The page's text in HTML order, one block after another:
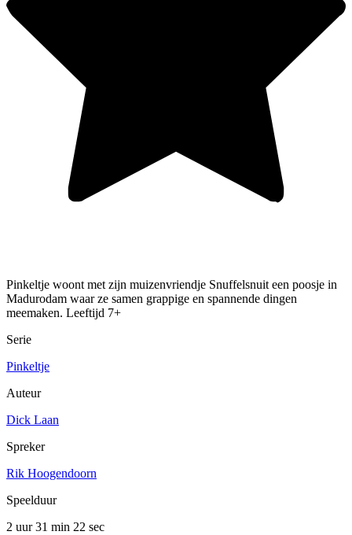
Pinkeltje woont met zijn muizenvriendje Snuffelsnuit een poosje in
Madurodam waar ze samen grappige en spannende dingen
meemaken. Leeftijd 7+
Serie
Pinkeltje
Auteur
Dick Laan
Spreker
Rik Hoogendoorn
Speelduur
2 uur 31 min 22 sec